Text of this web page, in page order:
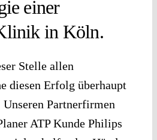
einer
in Köln.
Stelle allen
diesen Erfolg überhaupt
Partnerfirmen
ATP Kunde Philips